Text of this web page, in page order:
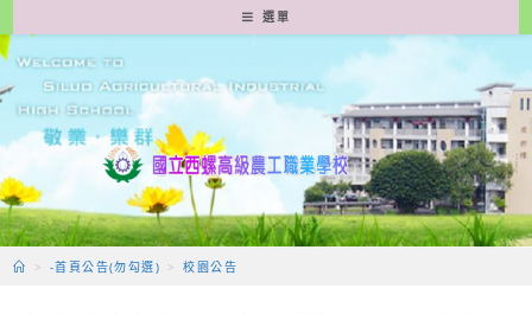
轉
至
要
容
選單
> -首頁公告(勿勾選) > 校園公告